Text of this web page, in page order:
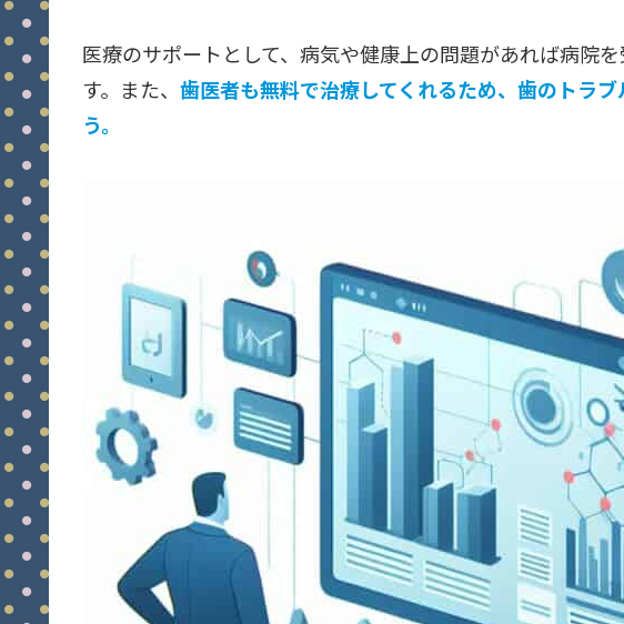
医療のサポートとして、病気や健康上の問題があれば病院
す。また、 歯医者も無料で治療してくれるため、歯のトラ
う。